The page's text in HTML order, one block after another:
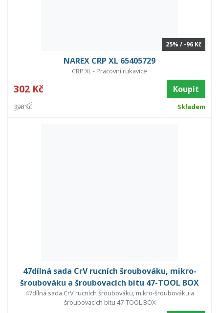
25% / -96 Kč
NAREX CRP XL 65405729
CRP XL - Pracovní rukavice
302 Kč Koupit
398 Kč Skladem
47dílná sada CrV rucních šroubováku, mikro-
šroubováku a šroubovacích bitu 47-TOOL BOX
47dílná sada CrV rucních šroubováku, mikro-šroubováku a
šroubovacích bitu 47-TOOL BOX